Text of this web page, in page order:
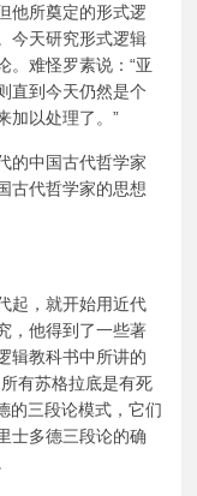
他所奠定的形式逻
今天研究形式逻辑
。难怪罗素说：“亚
直到今天仍然是个
加以处理了。”
的中国古代哲学家
古代哲学家的思想
起，就开始用近代
，他得到了一些著
辑教科书中所讲的
有苏格拉底是有死
的三段论模式，它们
士多德三段论的确